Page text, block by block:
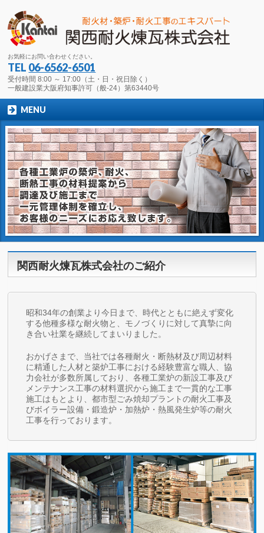
お気軽にお問い合わせください。
TEL 06-6562-6501
受付時間 8:00 ～ 17:00（土・日・祝日除く）
一般建設業大阪府知事許可（般-24）第63440号
MENU
関西耐火煉瓦株式会社のご紹介
昭和34年の創業より今日まで、時代とともに絶えず変化
する他種多様な耐火物と、モノづくりに対して真摯に向
き合い社業を継続してまいりました。
おかげさまで、当社では各種耐火・断熱材及び周辺材料
に精通した人材と築炉工事における経験豊富な職人、協
力会社が多数所属しており、各種工業炉の新設工事及び
メンテナンス工事の材料選択から施工まで一貫的な工事
施工はもとより、都市型ごみ焼却プラントの耐火工事及
びボイラー設備・鍛造炉・加熱炉・熱風発生炉等の耐火
工事を行っております。